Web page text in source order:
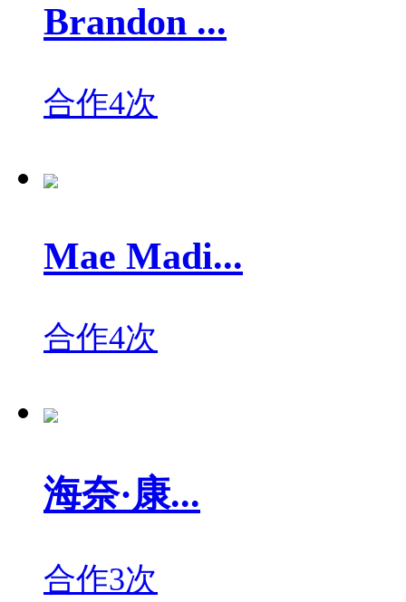
Brandon ...
合作4次
Mae Madi...
合作4次
海奈·康...
合作3次